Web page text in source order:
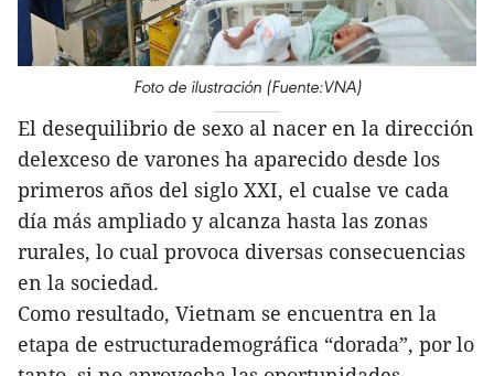
Foto de ilustración (Fuente:VNA)
El desequilibrio de sexo al nacer en la dirección
delexceso de varones ha aparecido desde los
primeros años del siglo XXI, el cualse ve cada
día más ampliado y alcanza hasta las zonas
rurales, lo cual provoca diversas consecuencias
en la sociedad.
Como resultado, Vietnam se encuentra en la
etapa de estructurademográfica “dorada”, por lo